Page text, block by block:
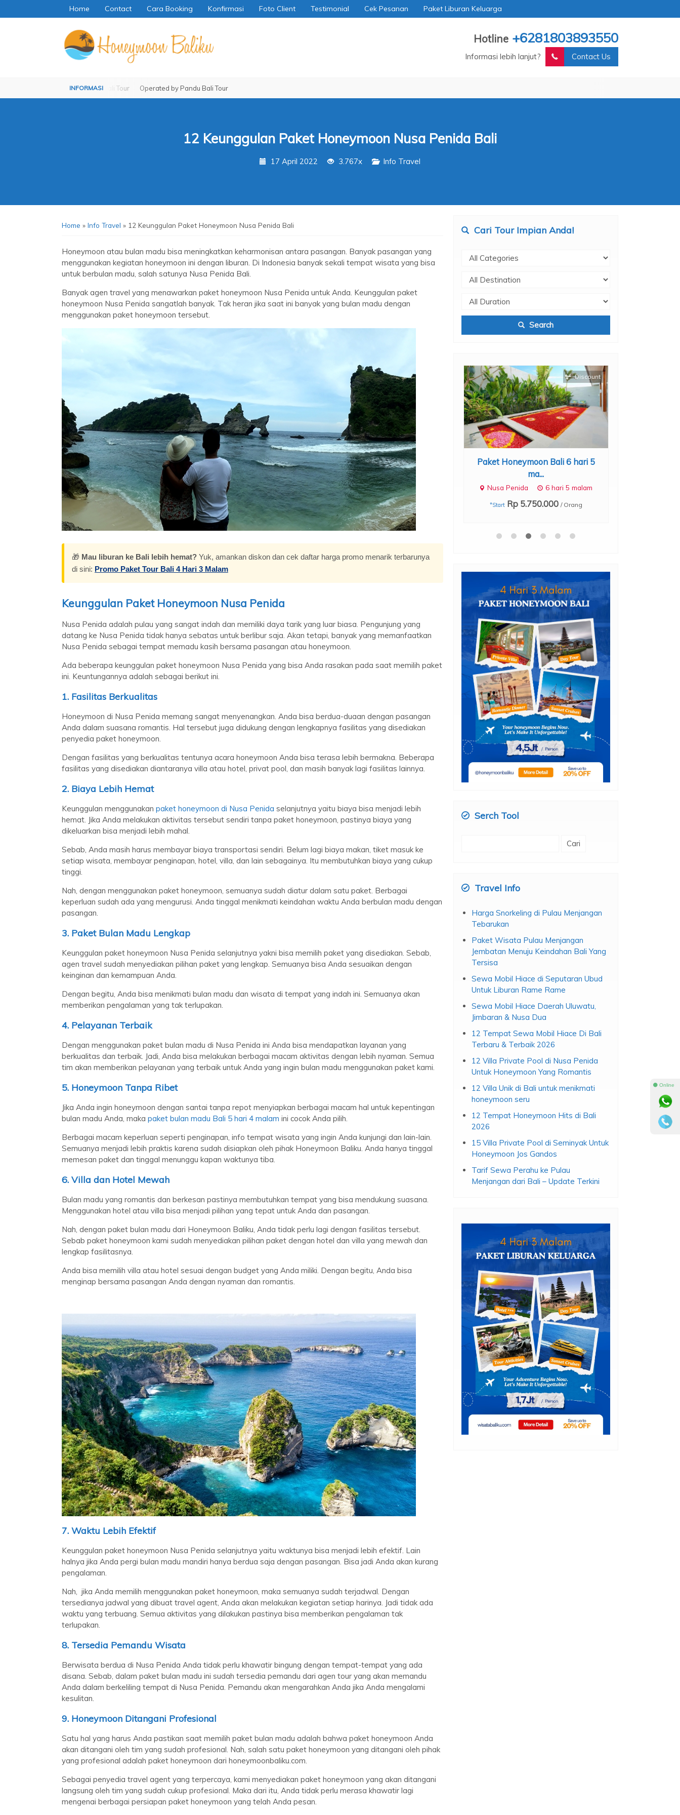
Home Contact Cara Booking Konfirmasi Foto Client Testimonial Cek Pesanan Paket Liburan Keluarga
Hotline +6281803893550
Informasi lebih lanjut? Contact Us
Operated by Pandu Bali Tour Operated by Pandu Bali Tour
12 Keunggulan Paket Honeymoon Nusa Penida Bali
17 April 2022 3.767x Info Travel
Home » Info Travel » 12 Keunggulan Paket Honeymoon Nusa Penida Bali
Honeymoon atau bulan madu bisa meningkatkan keharmonisan antara pasangan. Banyak pasangan yang
menggunakan kegiatan honeymoon ini dengan liburan. Di Indonesia banyak sekali tempat wisata yang bisa
untuk berbulan madu, salah satunya Nusa Penida Bali.
Banyak agen travel yang menawarkan paket honeymoon Nusa Penida untuk Anda. Keunggulan paket
honeymoon Nusa Penida sangatlah banyak. Tak heran jika saat ini banyak yang bulan madu dengan
menggunakan paket honeymoon tersebut.
🎁 Mau liburan ke Bali lebih hemat? Yuk, amankan diskon dan cek daftar harga promo menarik terbarunya
di sini: Promo Paket Tour Bali 4 Hari 3 Malam
Keunggulan Paket Honeymoon Nusa Penida
Nusa Penida adalah pulau yang sangat indah dan memiliki daya tarik yang luar biasa. Pengunjung yang
datang ke Nusa Penida tidak hanya sebatas untuk berlibur saja. Akan tetapi, banyak yang memanfaatkan
Nusa Penida sebagai tempat memadu kasih bersama pasangan atau honeymoon.
Ada beberapa keunggulan paket honeymoon Nusa Penida yang bisa Anda rasakan pada saat memilih paket
ini. Keuntungannya adalah sebagai berikut ini.
1. Fasilitas Berkualitas
Honeymoon di Nusa Penida memang sangat menyenangkan. Anda bisa berdua-duaan dengan pasangan
Anda dalam suasana romantis. Hal tersebut juga didukung dengan lengkapnya fasilitas yang disediakan
penyedia paket honeymoon.
Dengan fasilitas yang berkualitas tentunya acara honeymoon Anda bisa terasa lebih bermakna. Beberapa
fasilitas yang disediakan diantaranya villa atau hotel, privat pool, dan masih banyak lagi fasilitas lainnya.
2. Biaya Lebih Hemat
Keunggulan menggunakan paket honeymoon di Nusa Penida selanjutnya yaitu biaya bisa menjadi lebih
hemat. Jika Anda melakukan aktivitas tersebut sendiri tanpa paket honeymoon, pastinya biaya yang
dikeluarkan bisa menjadi lebih mahal.
Sebab, Anda masih harus membayar biaya transportasi sendiri. Belum lagi biaya makan, tiket masuk ke
setiap wisata, membayar penginapan, hotel, villa, dan lain sebagainya. Itu membutuhkan biaya yang cukup
tinggi.
Nah, dengan menggunakan paket honeymoon, semuanya sudah diatur dalam satu paket. Berbagai
keperluan sudah ada yang mengurusi. Anda tinggal menikmati keindahan waktu Anda berbulan madu dengan
pasangan.
3. Paket Bulan Madu Lengkap
Keunggulan paket honeymoon Nusa Penida selanjutnya yakni bisa memilih paket yang disediakan. Sebab,
agen travel sudah menyediakan pilihan paket yang lengkap. Semuanya bisa Anda sesuaikan dengan
keinginan dan kemampuan Anda.
Dengan begitu, Anda bisa menikmati bulan madu dan wisata di tempat yang indah ini. Semuanya akan
memberikan pengalaman yang tak terlupakan.
4. Pelayanan Terbaik
Dengan menggunakan paket bulan madu di Nusa Penida ini Anda bisa mendapatkan layanan yang
berkualitas dan terbaik. Jadi, Anda bisa melakukan berbagai macam aktivitas dengan lebih nyaman. Semua
tim akan memberikan pelayanan yang terbaik untuk Anda yang ingin bulan madu menggunakan paket kami.
5. Honeymoon Tanpa Ribet
Jika Anda ingin honeymoon dengan santai tanpa repot menyiapkan berbagai macam hal untuk kepentingan
bulan madu Anda, maka paket bulan madu Bali 5 hari 4 malam ini cocok Anda pilih.
Berbagai macam keperluan seperti penginapan, info tempat wisata yang ingin Anda kunjungi dan lain-lain.
Semuanya menjadi lebih praktis karena sudah disiapkan oleh pihak Honeymoon Baliku. Anda hanya tinggal
memesan paket dan tinggal menunggu kapan waktunya tiba.
6. Villa dan Hotel Mewah
Bulan madu yang romantis dan berkesan pastinya membutuhkan tempat yang bisa mendukung suasana.
Menggunakan hotel atau villa bisa menjadi pilihan yang tepat untuk Anda dan pasangan.
Nah, dengan paket bulan madu dari Honeymoon Baliku, Anda tidak perlu lagi dengan fasilitas tersebut.
Sebab paket honeymoon kami sudah menyediakan pilihan paket dengan hotel dan villa yang mewah dan
lengkap fasilitasnya.
Anda bisa memilih villa atau hotel sesuai dengan budget yang Anda miliki. Dengan begitu, Anda bisa
menginap bersama pasangan Anda dengan nyaman dan romantis.
7. Waktu Lebih Efektif
Keunggulan paket honeymoon Nusa Penida selanjutnya yaitu waktunya bisa menjadi lebih efektif. Lain
halnya jika Anda pergi bulan madu mandiri hanya berdua saja dengan pasangan. Bisa jadi Anda akan kurang
pengalaman.
Nah, jika Anda memilih menggunakan paket honeymoon, maka semuanya sudah terjadwal. Dengan
tersedianya jadwal yang dibuat travel agent, Anda akan melakukan kegiatan setiap harinya. Jadi tidak ada
waktu yang terbuang. Semua aktivitas yang dilakukan pastinya bisa memberikan pengalaman tak
terlupakan.
8. Tersedia Pemandu Wisata
Berwisata berdua di Nusa Penida Anda tidak perlu khawatir bingung dengan tempat-tempat yang ada
disana. Sebab, dalam paket bulan madu ini sudah tersedia pemandu dari agen tour yang akan memandu
Anda dalam berkeliling tempat di Nusa Penida. Pemandu akan mengarahkan Anda jika Anda mengalami
kesulitan.
9. Honeymoon Ditangani Profesional
Satu hal yang harus Anda pastikan saat memilih paket bulan madu adalah bahwa paket honeymoon Anda
akan ditangani oleh tim yang sudah profesional. Nah, salah satu paket honeymoon yang ditangani oleh pihak
yang profesional adalah paket honeymoon dari honeymoonbaliku.com.
Sebagai penyedia travel agent yang terpercaya, kami menyediakan paket honeymoon yang akan ditangani
langsung oleh tim yang sudah cukup profesional. Maka dari itu, Anda tidak perlu merasa khawatir lagi
mengenai berbagai persiapan paket honeymoon yang telah Anda pesan.
Cari Tour Impian Anda!
Search
Paket Honeymoon Bali Private
Poo...
Seminyak 3 Day 2 Night
Rp 2.300.000 / Orang
Paket Honeymoon Bali Plus
Dinner...
Seminyak 4 Day 3 Night
*Start Rp 3.150.000 / Orang
Paket Honeymoon Bali 6 hari 5
ma...
Nusa Penida 6 hari 5 malam
*Start Rp 5.750.000 / Orang
Discount
Serch Tool
Travel Info
Harga Snorkeling di Pulau Menjangan
Tebarukan
Paket Wisata Pulau Menjangan
Jembatan Menuju Keindahan Bali Yang
Tersisa
Sewa Mobil Hiace di Seputaran Ubud
Untuk Liburan Rame Rame
Sewa Mobil Hiace Daerah Uluwatu,
Jimbaran & Nusa Dua
12 Tempat Sewa Mobil Hiace Di Bali
Terbaru & Terbaik 2026
12 Villa Private Pool di Nusa Penida
Untuk Honeymoon Yang Romantis
12 Villa Unik di Bali untuk menikmati
honeymoon seru
12 Tempat Honeymoon Hits di Bali
2026
15 Villa Private Pool di Seminyak Untuk
Honeymoon Jos Gandos
Tarif Sewa Perahu ke Pulau
Menjangan dari Bali – Update Terkini
⚫ Online